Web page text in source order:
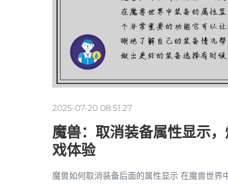
2025-07-20 08:51:27
魔兽：取消装备属性显示
戏体验
魔兽如何取消装备后面的属性显示 在魔兽世界